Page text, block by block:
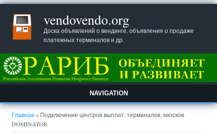
vendovendo.org
Доска объявлений о вендинге, объявления о продаже
платежных терминалов и др.
NAVIGATION
Вы здесь
Главная » Подключение центров выплат, терминалов, киосков
DOMINATOR